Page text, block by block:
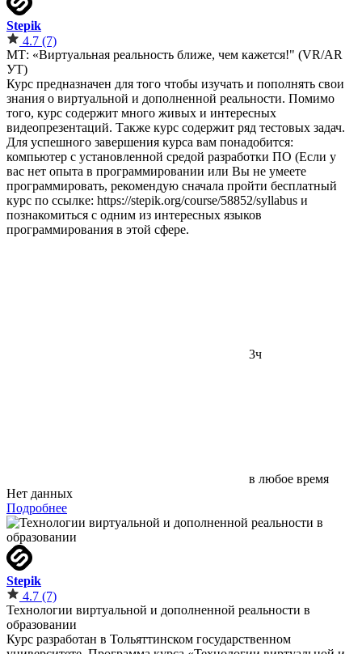
Stepik
4.7 (7)
МТ: «Виртуальная реальность ближе, чем кажется!" (VR/AR
УТ)
Курс предназначен для того чтобы изучать и пополнять свои
знания о виртуальной и дополненной реальности. Помимо
того, курс содержит много живых и интересных
видеопрезентаций. Также курс содержит ряд тестовых задач.
Для успешного завершения курса вам понадобится:
компьютер с установленной средой разработки ПО (Если у
вас нет опыта в программировании или Вы не умеете
программировать, рекомендую сначала пройти бесплатный
курс по ссылке: https://stepik.org/course/58852/syllabus и
познакомиться с одним из интересных языков
программирования в этой сфере.
3ч
в любое время
Нет данных
Подробнее
Stepik
4.7 (7)
Технологии виртуальной и дополненной реальности в
образовании
Курс разработан в Тольяттинском государственном